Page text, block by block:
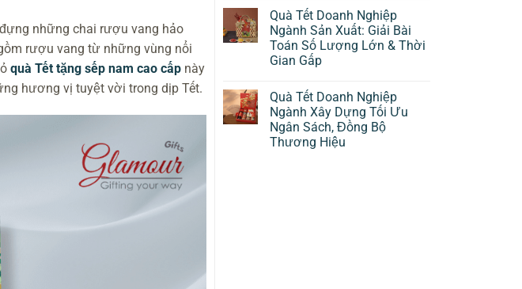
những chai rượu vang hảo
rượu vang từ những vùng nổi
quà Tết tặng sếp nam cao cấpnày
hương vị tuyệt vời trong dịp Tết.
Quà Tết Doanh Nghiệp
Ngành Sản Xuất: Giải Bài
Toán Số Lượng Lớn & Thời
Gian Gấp
Quà Tết Doanh Nghiệp
Ngành Xây Dựng Tối Ưu
Ngân Sách, Đồng Bộ
Thương Hiệu